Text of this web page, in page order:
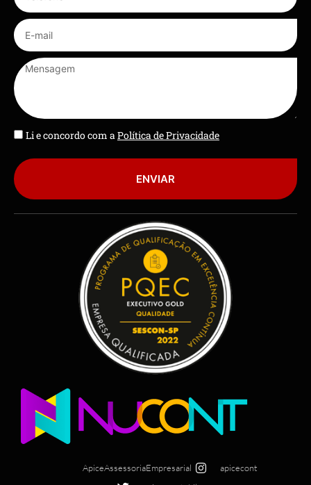
Li e concordo com aPolítica de Privacidade
ENVIAR
ApiceAssessoriaEmpresarial
apicecont